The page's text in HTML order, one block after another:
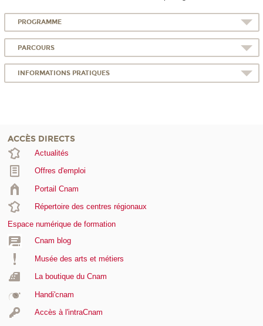
PROGRAMME
PARCOURS
INFORMATIONS PRATIQUES
ACCÈS DIRECTS
Actualités
Offres d'emploi
Portail Cnam
Répertoire des centres régionaux
Espace numérique de formation
Cnam blog
Musée des arts et métiers
La boutique du Cnam
Handi'cnam
Accès à l'intraCnam